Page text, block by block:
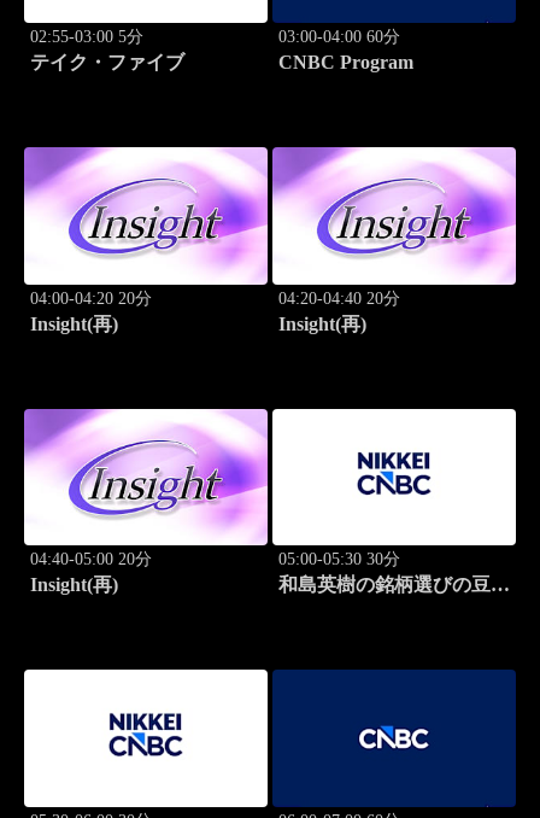
02:55-03:00 5分
テイク・ファイブ
03:00-04:00 60分
CNBC Program
04:00-04:20 20分
Insight(再)
04:20-04:40 20分
Insight(再)
04:40-05:00 20分
Insight(再)
05:00-05:30 30分
和島英樹の銘柄選びの豆知